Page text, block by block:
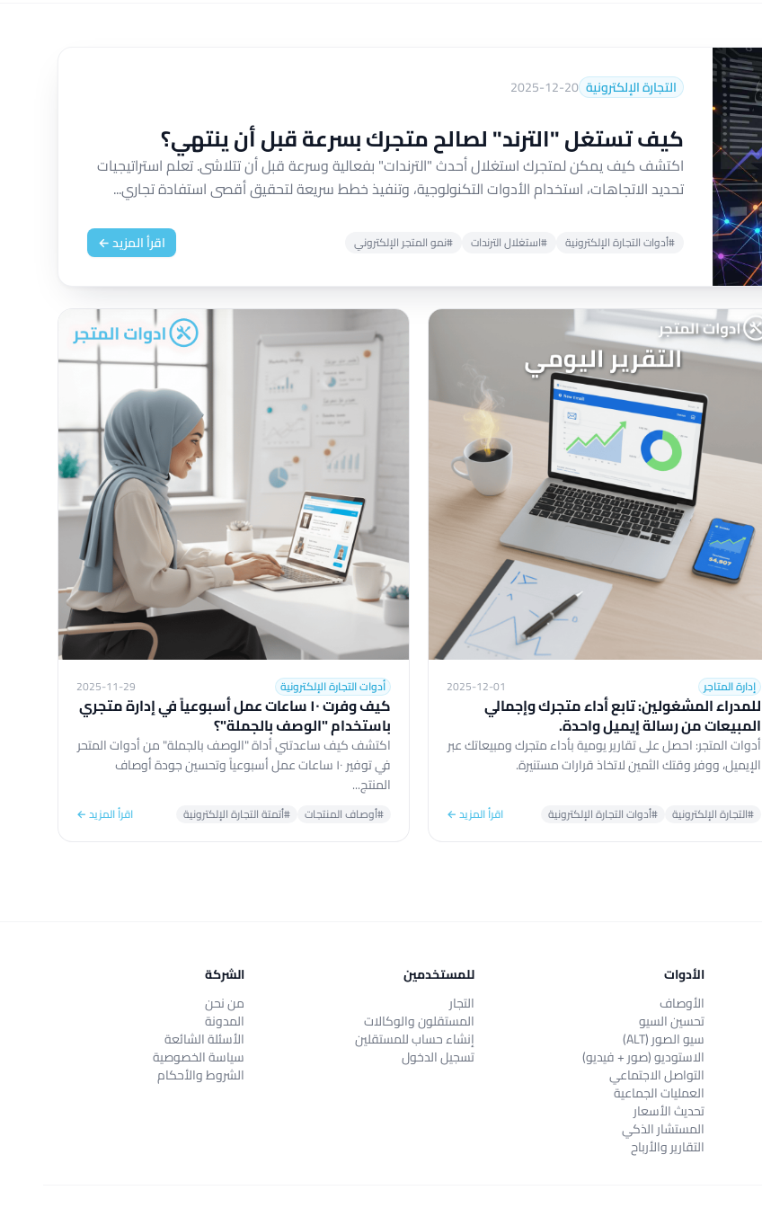
التجارة الإلكترونية 2025-12-20
كيف تستغل "الترند" لصالح متجرك بسرعة قبل أن ينتهي؟
اكتشف كيف يمكن لمتجرك استغلال أحدث "الترندات" بفعالية وسرعة قبل أن تتلاشى. تعلم استراتيجيات
تحديد الاتجاهات، استخدام الأدوات التكنولوجية، وتنفيذ خطط سريعة لتحقيق أقصى استفادة تجاري...
#أدوات التجارة الإلكترونية #استغلال الترندات #نمو المتجر الإلكتروني اقرأ المزيد ←
إدارة المتاجر 2025-12-01
للمدراء المشغولين: تابع أداء متجرك وإجمالي
المبيعات من رسالة إيميل واحدة.
أدوات المتجر: احصل على تقارير يومية بأداء متجرك ومبيعاتك عبر
الإيميل، ووفر وقتك الثمين لاتخاذ قرارات مستنيرة.
#التجارة الإلكترونية #أدوات التجارة الإلكترونية اقرأ المزيد ←
أدوات التجارة الإلكترونية 2025-11-29
كيف وفرت ١٠ ساعات عمل أسبوعياً في إدارة متجري
باستخدام "الوصف بالجملة"؟
اكتشف كيف ساعدتني أداة "الوصف بالجملة" من أدوات المتحر
في توفير ١٠ ساعات عمل أسبوعياً وتحسين جودة أوصاف
المنتج...
#أوصاف المنتجات #أتمتة التجارة الإلكترونية اقرأ المزيد ←
الأدوات
الأوصاف
تحسين السيو
سيو الصور (ALT)
الاستوديو (صور + فيديو)
التواصل الاجتماعي
العمليات الجماعية
تحديث الأسعار
المستشار الذكي
التقارير والأرباح
للمستخدمين
التجار
المستقلون والوكالات
إنشاء حساب للمستقلين
تسجيل الدخول
الشركة
من نحن
المدونة
الأسئلة الشائعة
سياسة الخصوصية
الشروط والأحكام